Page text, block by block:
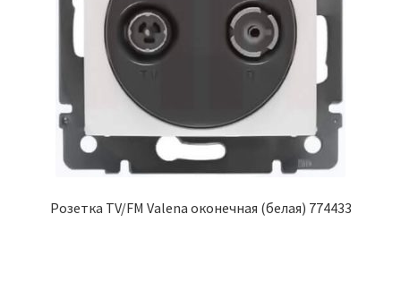
Розетка TV/FM Valena оконечная (белая) 774433